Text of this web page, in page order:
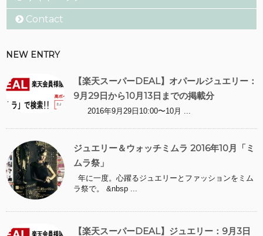
Contact
NEW ENTRY
【楽天スーパーDEAL】オパールジュエリー：
9月29日から10月13日までの掲載分
2016年9月29日10:00〜10月 ...
ジュエリー＆ウォッチミムラ 2016年10月「ミ
ムラ祭」
年に一度。心躍るジュエリーとファッションをミム
ラ祭で。 &nbsp ...
【楽天スーパーDEAL】ジュエリー：9月3日